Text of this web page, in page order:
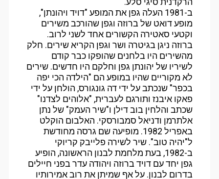
ב-1981 העלה גפן את המופע "דויד ויהונתן",
מופע דואט של ברוזה וגפן שהורכב משירים
וקטעי סאטירה הקשורים אחד לשני לרוב.
ברוזה ניגן בגיטרה ושר וגפן הקריא שירים. חלק
מהשירים היו בלחנים שהופקו כבר קודם
לשיריו של יהונתן גפן וחלקם היו חדשים. שירים
לא מקוריים שהיו במופע הם "הילדה הכי יפה
בכפר" שנכתב על ידי דה גונגורס, הולחן על ידי
פאקו איבנז ותורגם לעברית, "אלוהים לצדנו"
שכתב והלחין בוב דילן ו"שיר העמק" של נתן
אלתרמן ודניאל סמבורסקי. האלבום הוקלט
באפריל 1982. מופיעה שם גרסה מחודשת
ל"יהיה טוב". שיר לשירה פלייבק קריוקי
ב-1982, בעת מלחמת לבנון הראשונה, הופיע
גפן יחד עם דויד ברוזה ויהודה עדר בפני חיילים
בדרום לבנון. על אף שמיתן את רוב אמירותיו